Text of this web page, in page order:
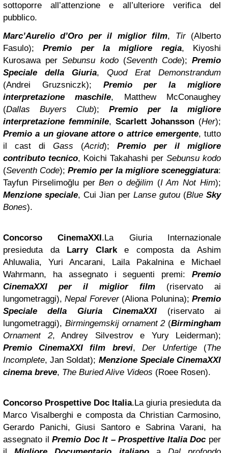
sottoporre all’attenzione e all’ulteriore verifica del
pubblico.
Marc’Aurelio d’Oro per il miglior film, Tir(Alberto
Fasulo);Premio per la migliore regia, Kiyoshi
Kurosawa perSebunsu kodo(Seventh Code);Premio
Speciale della Giuria, Quod Erat Demonstrandum
(Andrei Gruzsniczk); Premio per la migliore
interpretazione maschile, Matthew McConaughey
(Dallas Buyers Club); Premio per la migliore
interpretazione femminile, Scarlett Johansson (Her);
Premio a un giovane attore o attrice emergente, tutto
il cast di Gass (Acrid); Premio per il migliore
contributo tecnico, Koichi Takahashi per Sebunsu kodo
(Seventh Code);Premio per la migliore sceneggiatura:
Tayfun Pirselimoğlu perBen o değilim(I Am Not Him);
Menzione speciale, Cui Jian per Lanse gutou (Blue Sky
Bones).
Concorso CinemaXXI.La Giuria Internazionale
presieduta da Larry Clarke composta da Ashim
Ahluwalia, Yuri Ancarani, Laila Pakalnina e Michael
Wahrmann, ha assegnato i seguenti premi: Premio
CinemaXXI per il miglior film (riservato ai
lungometraggi),Nepal Forever(Aliona Polunina);Premio
Speciale della Giuria CinemaXXI (riservato ai
lungometraggi), Birmingemskij ornament 2(Birmingham
Ornament 2, Andrey Silvestrov e Yury Leiderman);
Premio CinemaXXI film brevi, Der Unfertige(The
Incomplete, Jan Soldat); Menzione Speciale CinemaXXI
cinema breve, The Buried Alive Videos (Roee Rosen).
Concorso Prospettive Doc Italia.La giuria presieduta da
Marco Visalberghi e composta da Christian Carmosino,
Gerardo Panichi, Giusi Santoro e Sabrina Varani, ha
assegnato ilPremio Doc It – Prospettive Italia Doc per